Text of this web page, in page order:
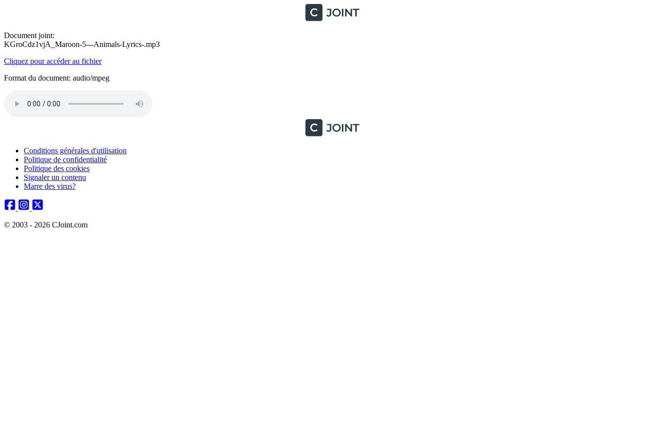
Document joint:
KGroCdz1vjA_Maroon-5---Animals-Lyrics-.mp3
Cliquez pour accéder au fichier
Format du document: audio/mpeg
Conditions générales d'utilisation
Politique de confidentialité
Politique des cookies
Signaler un contenu
Marre des virus?
© 2003 - 2026 CJoint.com